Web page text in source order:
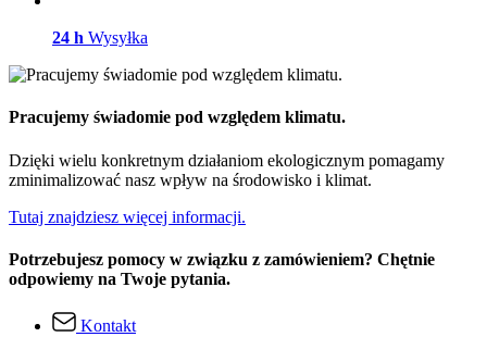
24 h Wysyłka
Pracujemy świadomie pod względem klimatu.
Dzięki wielu konkretnym działaniom ekologicznym pomagamy
zminimalizować nasz wpływ na środowisko i klimat.
Tutaj znajdziesz więcej informacji.
Potrzebujesz pomocy w związku z zamówieniem? Chętnie
odpowiemy na Twoje pytania.
Kontakt